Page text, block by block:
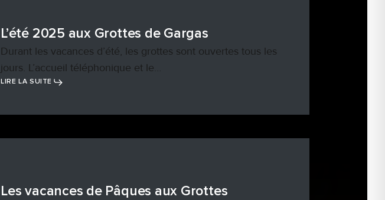
L’été 2025 aux Grottes de Gargas
Durant les vacances d’été, les grottes sont ouvertes tous les
jours. L’accueil téléphonique et le…
LIRE LA SUITE
Les vacances de Pâques aux Grottes